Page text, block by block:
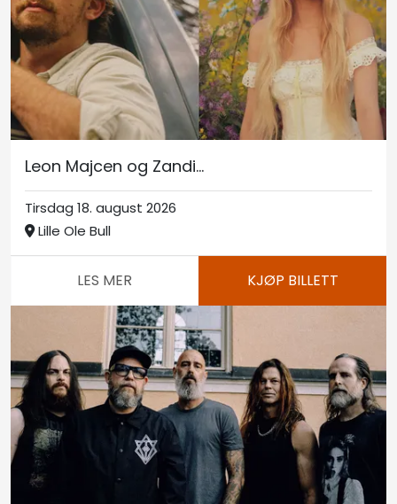
Leon Majcen og Zandi...
Tirsdag 18. august 2026
Lille Ole Bull
LES MER KJØP BILLETT